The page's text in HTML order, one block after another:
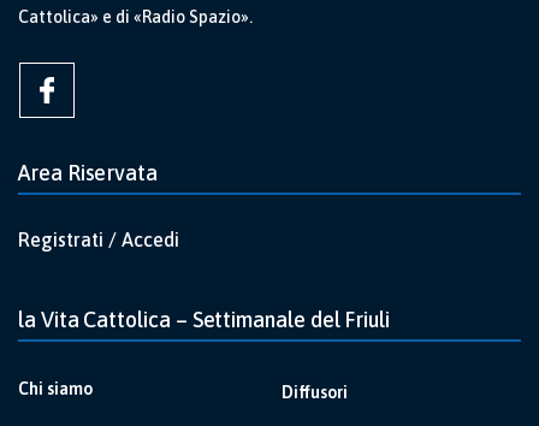
Cattolica» e di «Radio Spazio».
Area Riservata
Registrati / Accedi
la Vita Cattolica – Settimanale del Friuli
Chi siamo Diffusori